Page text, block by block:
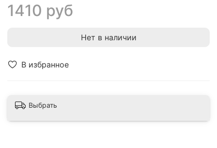
В избранное
1410 руб
Нет в наличии
Выбрать